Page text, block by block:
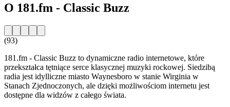
O 181.fm - Classic Buzz
(93)
181.fm - Classic Buzz to dynamiczne radio internetowe, które
przekształca tętniące serce klasycznej muzyki rockowej. Siedzibą
radia jest idylliczne miasto Waynesboro w stanie Wirginia w
Stanach Zjednoczonych, ale dzięki możliwościom internetu jest
dostępne dla widzów z całego świata.